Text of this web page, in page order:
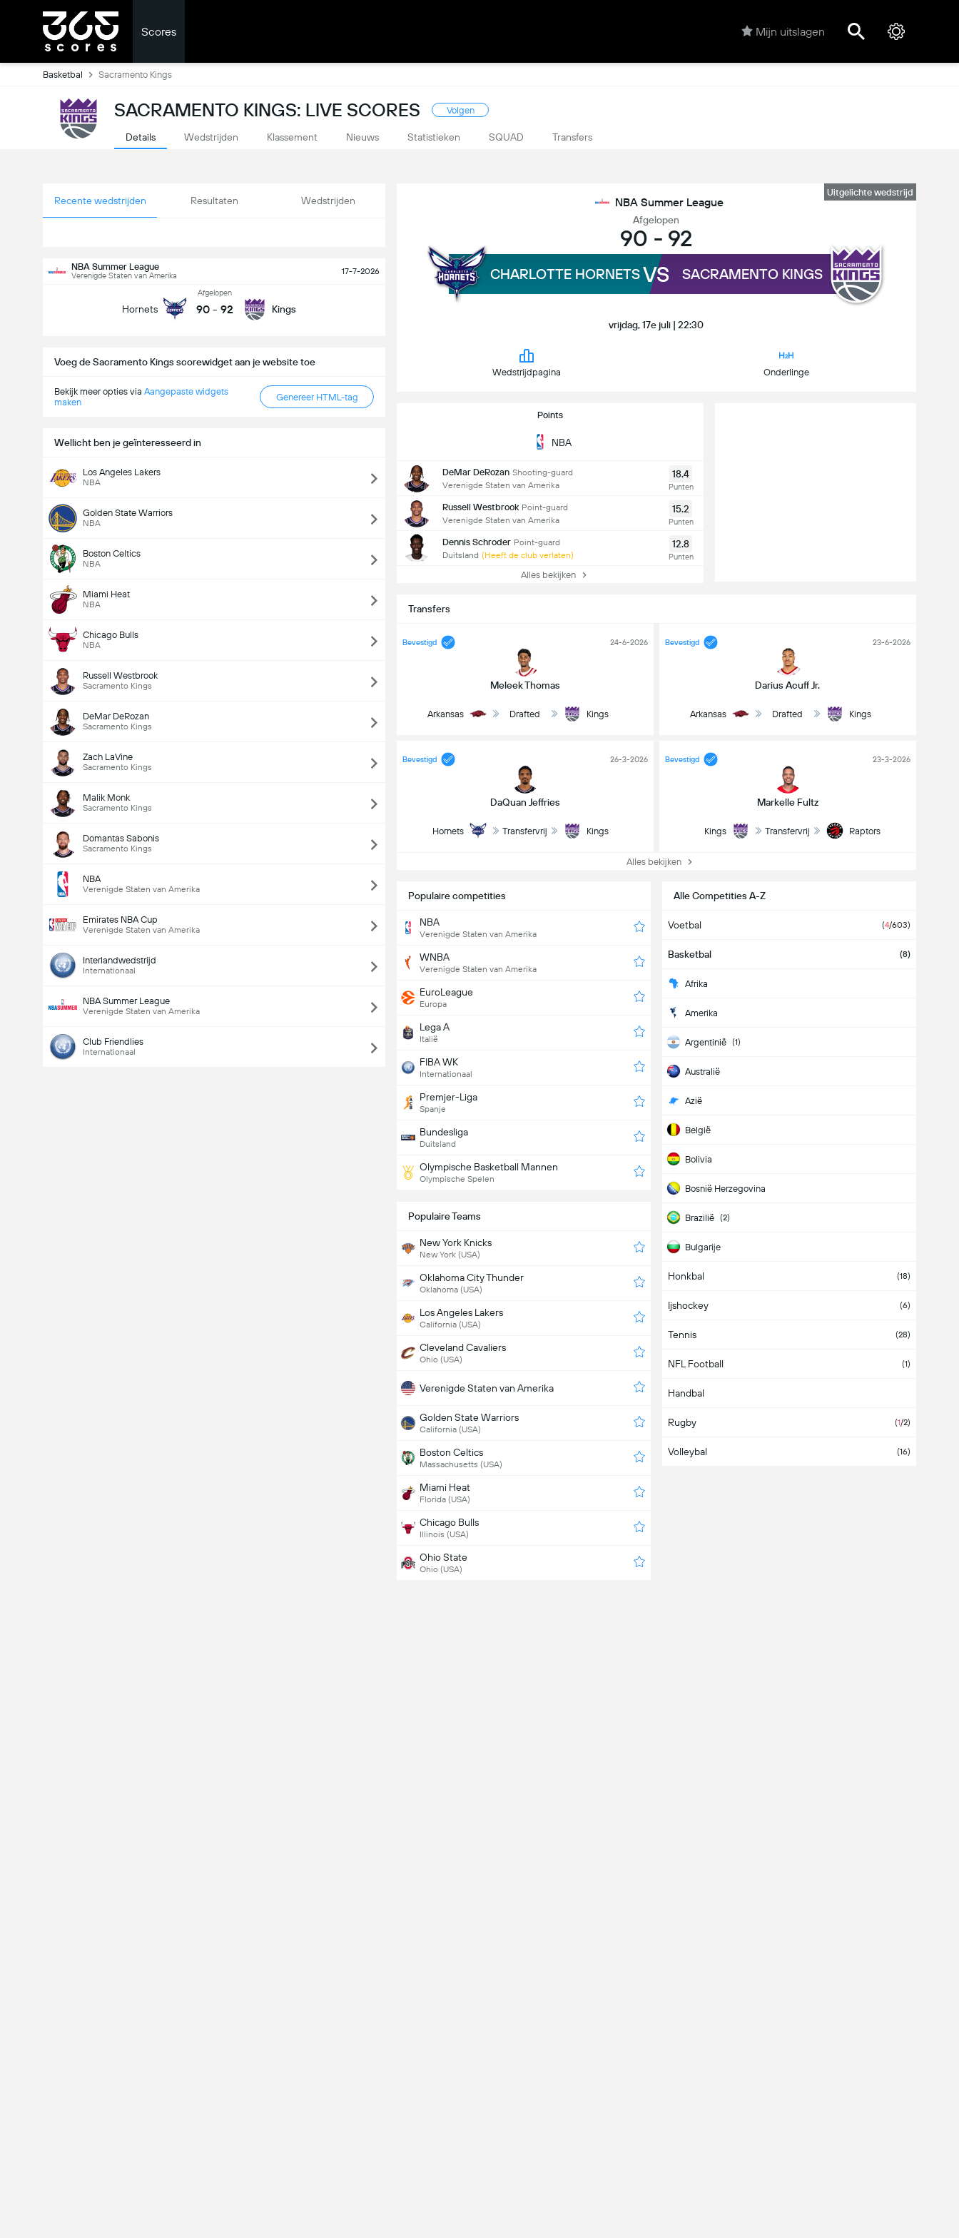
Scores Mijn uitslagen
Basketbal Sacramento Kings
SACRAMENTO KINGS: LIVE SCORES Volgen
Details Wedstrijden Klassement Nieuws Statistieken SQUAD Transfers
Recente wedstrijden Resultaten Wedstrijden
NBA Summer League
Verenigde Staten van Amerika 17-7-2026
Hornets
Afgelopen
90 - 92 Kings
Voeg de Sacramento Kings scorewidget aan je website toe
Bekijk meer opties via Aangepaste widgets
maken
Genereer HTML-tag
Wellicht ben je geïnteresseerd in
Los Angeles Lakers
NBA
Golden State Warriors
NBA
Boston Celtics
NBA
Miami Heat
NBA
Chicago Bulls
NBA
Russell Westbrook
Sacramento Kings
DeMar DeRozan
Sacramento Kings
Zach LaVine
Sacramento Kings
Malik Monk
Sacramento Kings
Domantas Sabonis
Sacramento Kings
NBA
Verenigde Staten van Amerika
Emirates NBA Cup
Verenigde Staten van Amerika
Interlandwedstrijd
Internationaal
NBA Summer League
Verenigde Staten van Amerika
Club Friendlies
Internationaal
Uitgelichte wedstrijd
NBA Summer League
Afgelopen
90 - 92
CHARLOTTE HORNETSVS SACRAMENTO KINGS
vrijdag, 17e juli | 22:30
Wedstrijdpagina Onderlinge
Points
NBA
DeMar DeRozan Shooting-guard
Verenigde Staten van Amerika
18.4
Punten
Russell Westbrook Point-guard
Verenigde Staten van Amerika
15.2
Punten
Dennis Schroder Point-guard
Duitsland (Heeft de club verlaten)
12.8
Punten
Alles bekijken
Transfers
Bevestigd
Meleek Thomas
24-6-2026
Arkansas Drafted Kings
Bevestigd
Darius Acuff Jr.
23-6-2026
Arkansas Drafted Kings
Bevestigd
DaQuan Jeffries
26-3-2026
Hornets Transfervrij Kings
Bevestigd
Markelle Fultz
23-3-2026
Kings Transfervrij Raptors
Alles bekijken
Populaire competities
NBA
Verenigde Staten van Amerika
WNBA
Verenigde Staten van Amerika
EuroLeague
Europa
Lega A
Italië
FIBA WK
Internationaal
Premjer-Liga
Spanje
Bundesliga
Duitsland
Olympische Basketball Mannen
Olympische Spelen
Alle Competities A-Z
Voetbal (4/603)
Basketbal (8)
Afrika
Amerika
Argentinië (1)
Australië
Azië
België
Bolivia
Bosnië Herzegovina
Brazilië (2)
Bulgarije
Canada
Chili (3)
China
Colombia
Costa Rica
Cyprus
De Filippijnen
Honkbal (18)
Ijshockey (6)
Tennis (28)
NFL Football (1)
Handbal
Rugby (1/2)
Volleybal (16)
Populaire Teams
New York Knicks
New York (USA)
Oklahoma City Thunder
Oklahoma (USA)
Los Angeles Lakers
California (USA)
Cleveland Cavaliers
Ohio (USA)
Verenigde Staten van Amerika
Golden State Warriors
California (USA)
Boston Celtics
Massachusetts (USA)
Miami Heat
Florida (USA)
Chicago Bulls
Illinois (USA)
Ohio State
Ohio (USA)